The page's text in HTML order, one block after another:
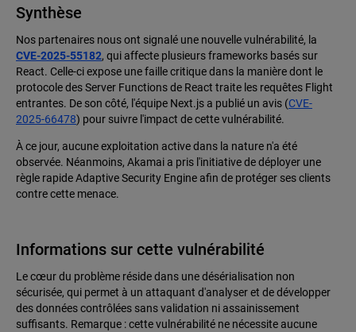
Synthèse
Nos partenaires nous ont signalé une nouvelle vulnérabilité, la
CVE-2025-55182, qui affecte plusieurs frameworks basés sur
React. Celle-ci expose une faille critique dans la manière dont le
protocole des Server Functions de React traite les requêtes Flight
entrantes. De son côté, l'équipe Next.js a publié un avis (CVE-
2025-66478) pour suivre l'impact de cette vulnérabilité.
À ce jour, aucune exploitation active dans la nature n'a été
observée. Néanmoins, Akamai a pris l'initiative de déployer une
règle rapide Adaptive Security Engine afin de protéger ses clients
contre cette menace.
Informations sur cette vulnérabilité
Le cœur du problème réside dans une désérialisation non
sécurisée, qui permet à un attaquant d'analyser et de développer
des données contrôlées sans validation ni assainissement
suffisants. Remarque : cette vulnérabilité ne nécessite aucune